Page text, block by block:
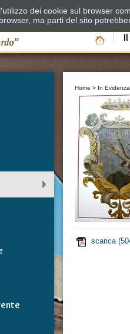
Home > In Evidenza
scarica
dei cookie sul browser
ma parti del sito